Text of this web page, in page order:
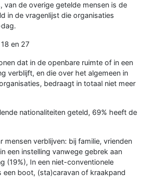
van de overige getelde mensen is de
in de vragenlijst die organisaties
en 27
dat in de openbare ruimte of in een
verblijft, en die over het algemeen in
bedraagt in totaal niet meer
nationaliteiten geteld, 69% heeft de
mensen verblijven: bij familie, vrienden
een instelling vanwege gebrek aan
(19%), In een niet-conventionele
een boot, (sta)caravan of kraakpand